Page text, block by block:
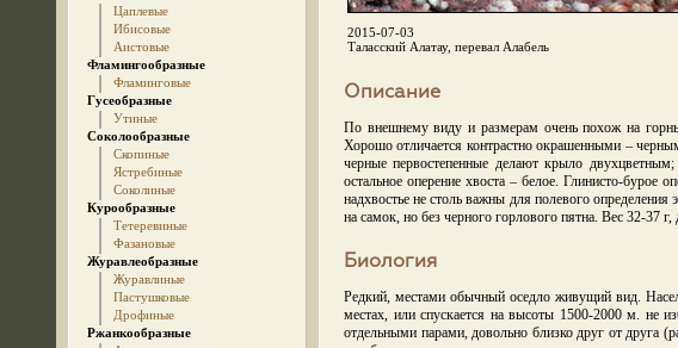
Цаплевые
Ибисовые
Аистовые
Фламингообразные
Фламинговые
Гусеобразные
Утиные
Соколообразные
Скопиные
Ястребиные
Соколиные
Курообразные
Тетеревиные
Фазановые
Журавлеобразные
Журавлиные
Пастушковые
Дрофиные
Ржанкообразные
2015-07-03
Таласский Алатау, перевал Алабель
Описание
По внешнему виду и размерам очень похож на
Хорошо отличается контрастно окрашенными –
черные первостепенные делают крыло
остальное оперение хвоста – белое. Глинисто-бурое
надхвостье не столь важны для полевого
на самок, но без черного горлового пятна. Вес 32-37
Биология
Редкий, местами обычный оседло живущий вид.
местах, или спускается на высоты 1500-2000 м. не
отдельными парами, довольно близко друг от друга